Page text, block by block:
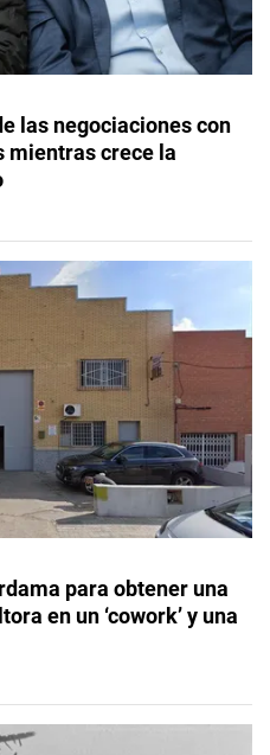
las negociaciones con
mientras crece la
para obtener una
en un ‘cowork’ y una